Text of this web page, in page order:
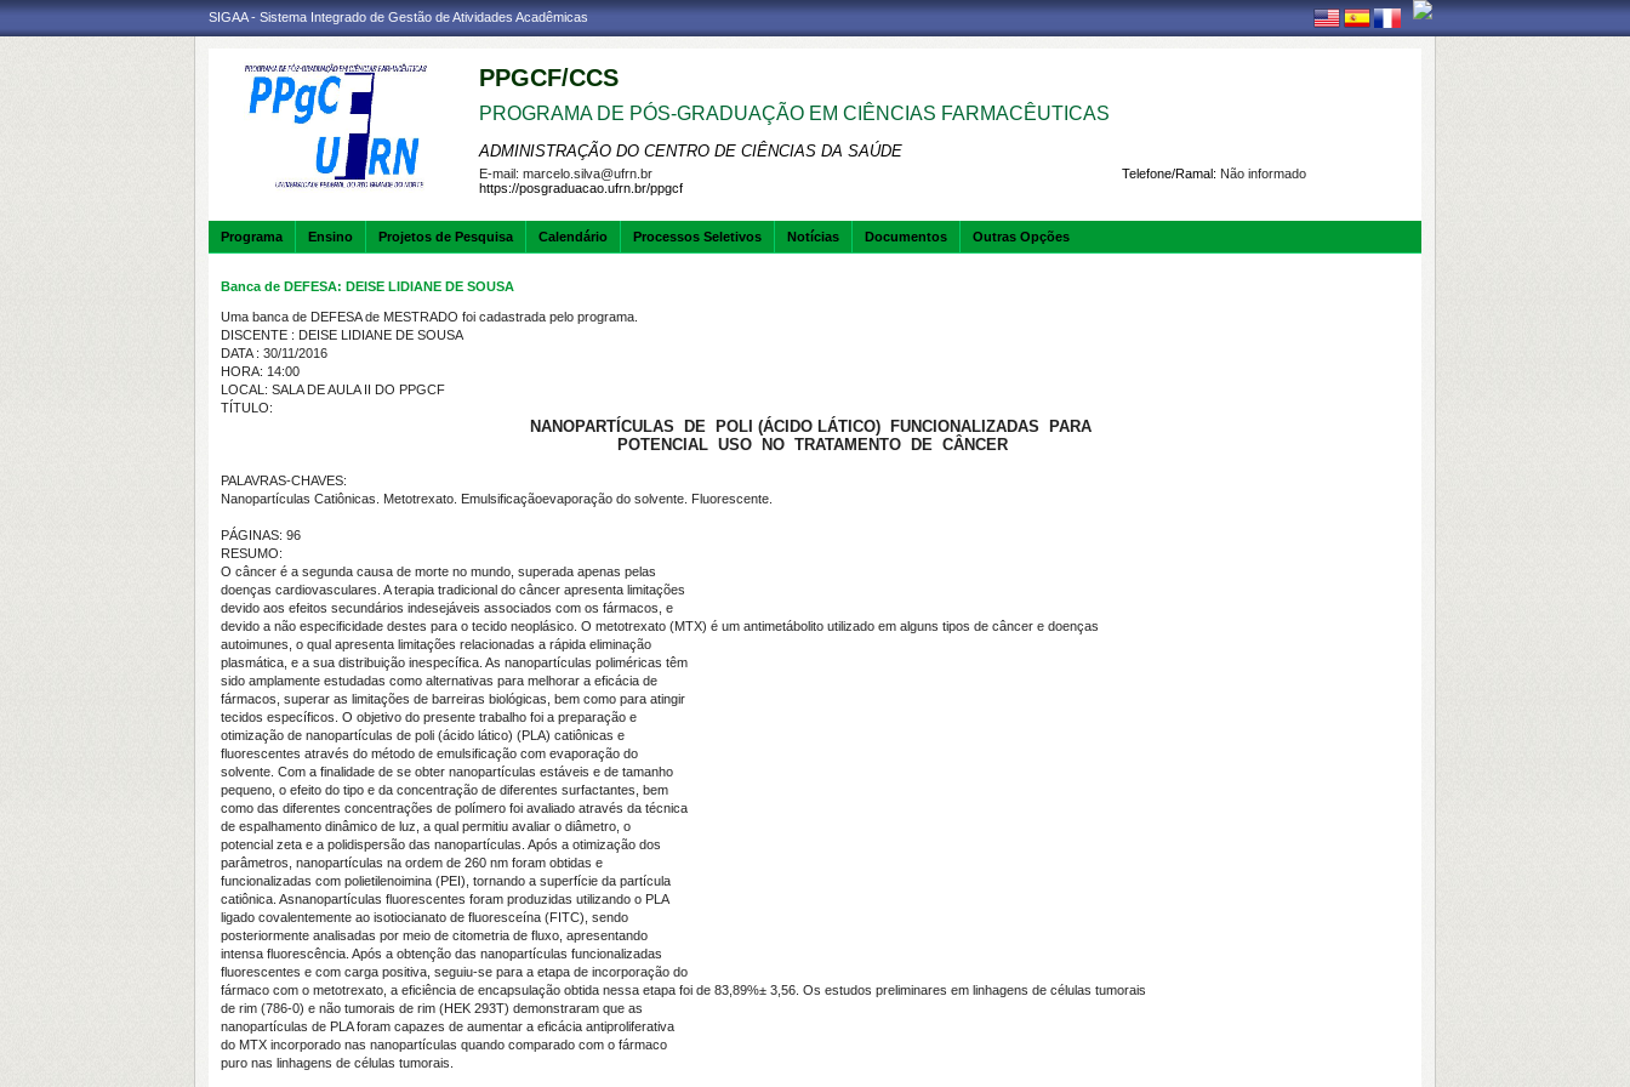
SIGAA - Sistema Integrado de Gestão de Atividades Acadêmicas
PPGCF/CCS
PROGRAMA DE PÓS-GRADUAÇÃO EM CIÊNCIAS FARMACÊUTICAS
ADMINISTRAÇÃO DO CENTRO DE CIÊNCIAS DA SAÚDE
Telefone/Ramal: Não informado
E-mail: marcelo.silva@ufrn.br
https://posgraduacao.ufrn.br/ppgcf
Programa Ensino Projetos de Pesquisa Calendário Processos Seletivos Notícias Documentos Outras Opções
Banca de DEFESA: DEISE LIDIANE DE SOUSA
Uma banca de DEFESA de MESTRADO foi cadastrada pelo programa.
DISCENTE : DEISE LIDIANE DE SOUSA
DATA : 30/11/2016
HORA: 14:00
LOCAL: SALA DE AULA II DO PPGCF
TÍTULO:
NANOPARTÍCULAS DE POLI (ÁCIDO LÁTICO) FUNCIONALIZADAS PARA
POTENCIAL USO NO TRATAMENTO DE CÂNCER
PALAVRAS-CHAVES:
Nanopartículas Catiônicas. Metotrexato. Emulsificaçãoevaporação do solvente. Fluorescente.
PÁGINAS: 96
RESUMO:
O câncer é a segunda causa de morte no mundo, superada apenas pelas
doenças cardiovasculares. A terapia tradicional do câncer apresenta limitações
devido aos efeitos secundários indesejáveis associados com os fármacos, e
devido a não especificidade destes para o tecido neoplásico. O metotrexato (MTX) é um antimetábolito utilizado em alguns tipos de câncer e doenças
autoimunes, o qual apresenta limitações relacionadas a rápida eliminação
plasmática, e a sua distribuição inespecífica. As nanopartículas poliméricas têm
sido amplamente estudadas como alternativas para melhorar a eficácia de
fármacos, superar as limitações de barreiras biológicas, bem como para atingir
tecidos específicos. O objetivo do presente trabalho foi a preparação e
otimização de nanopartículas de poli (ácido lático) (PLA) catiônicas e
fluorescentes através do método de emulsificação com evaporação do
solvente. Com a finalidade de se obter nanopartículas estáveis e de tamanho
pequeno, o efeito do tipo e da concentração de diferentes surfactantes, bem
como das diferentes concentrações de polímero foi avaliado através da técnica
de espalhamento dinâmico de luz, a qual permitiu avaliar o diâmetro, o
potencial zeta e a polidispersão das nanopartículas. Após a otimização dos
parâmetros, nanopartículas na ordem de 260 nm foram obtidas e
funcionalizadas com polietilenoimina (PEI), tornando a superfície da partícula
catiônica. Asnanopartículas fluorescentes foram produzidas utilizando o PLA
ligado covalentemente ao isotiocianato de fluoresceína (FITC), sendo
posteriormente analisadas por meio de citometria de fluxo, apresentando
intensa fluorescência. Após a obtenção das nanopartículas funcionalizadas
fluorescentes e com carga positiva, seguiu-se para a etapa de incorporação do
fármaco com o metotrexato, a eficiência de encapsulação obtida nessa etapa foi de 83,89%± 3,56. Os estudos preliminares em linhagens de células tumorais
de rim (786-0) e não tumorais de rim (HEK 293T) demonstraram que as
nanopartículas de PLA foram capazes de aumentar a eficácia antiproliferativa
do MTX incorporado nas nanopartículas quando comparado com o fármaco
puro nas linhagens de células tumorais.